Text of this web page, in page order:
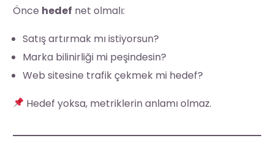
Önce hedef net olmalı:
Satış artırmak mı istiyorsun?
Marka bilinirliği mi peşindesin?
Web sitesine trafik çekmek mi hedef?
Hedef yoksa, metriklerin anlamı olmaz.